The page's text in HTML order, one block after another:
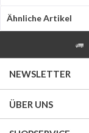
Ähnliche Artikel
NEWSLETTER
ÜBER UNS